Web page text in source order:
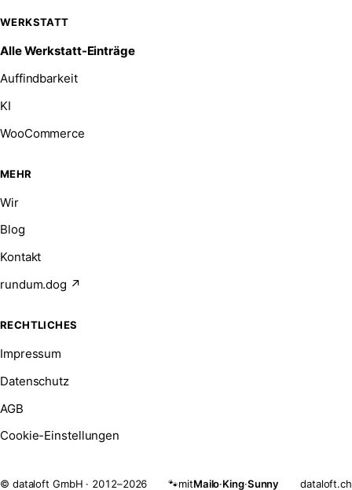
WERKSTATT
Alle Werkstatt-Einträge
Auffindbarkeit
KI
WooCommerce
MEHR
Wir
Blog
Kontakt
rundum.dog ↗
RECHTLICHES
Impressum
Datenschutz
AGB
Cookie-Einstellungen
© dataloft GmbH · 2012–2026 mitMailo·King·Sunny dataloft.ch